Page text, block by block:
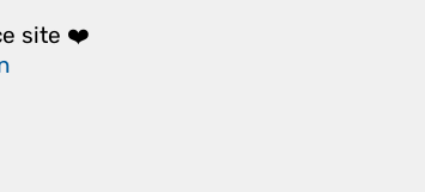
site ❤️